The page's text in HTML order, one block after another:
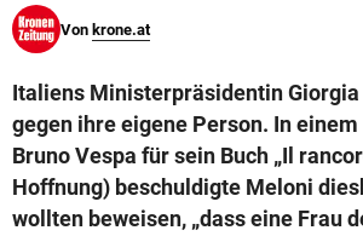
© Krone Multimedia GmbH & Co KG 2026
Von krone.at
Italiens Ministerpräsidentin
gegen ihre eigene Person. In
Bruno Vespa für sein Buch „Il
Hoffnung) beschuldigte Meloni
wollten beweisen, „dass eine Frau